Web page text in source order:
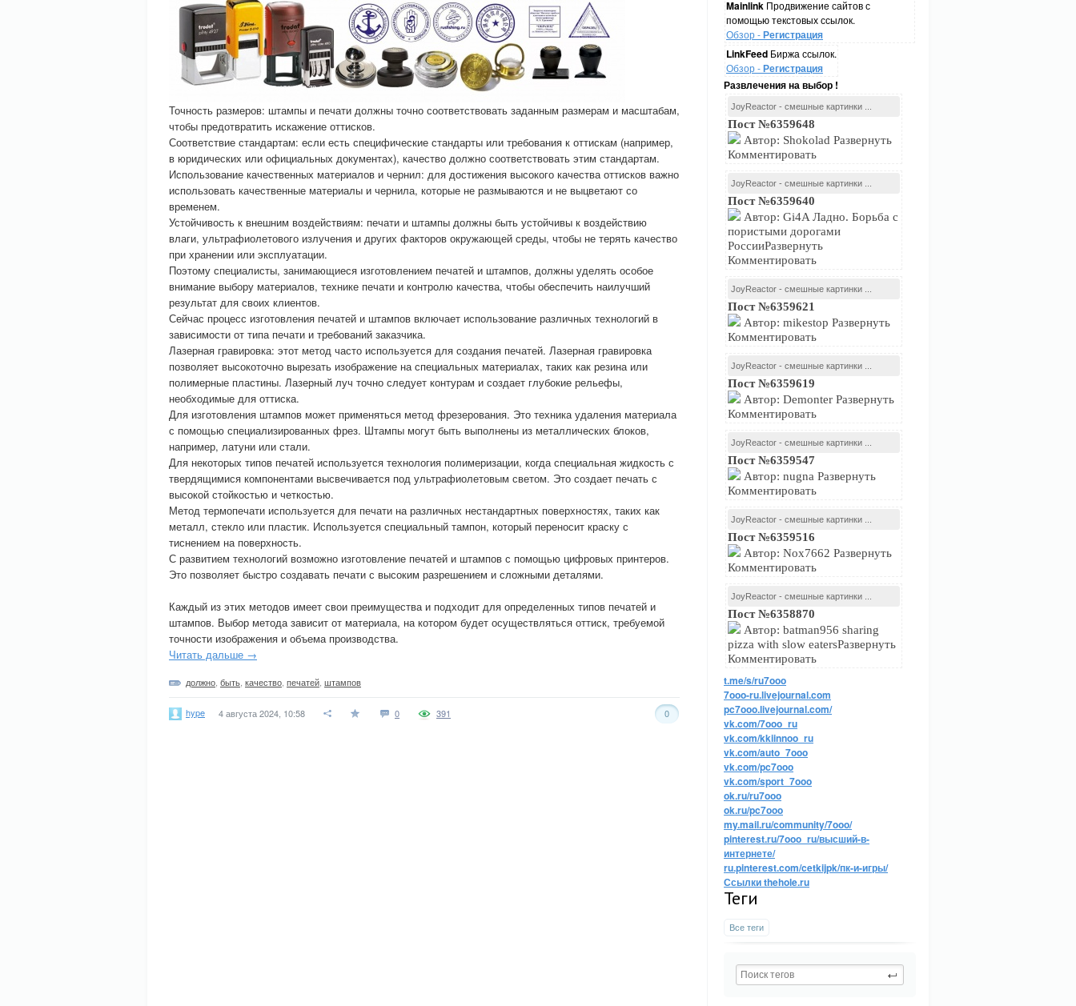
Mainlink Продвижение сайтов с
помощью текстовых ссылок.
Обзор -Регистрация
LinkFeed Биржа ссылок.
Обзор -Регистрация
Развлечения на выбор !
JoyReactor - смешные картинки ...
Пост №6359648
Автор: Shokolad Развернуть
Комментировать
JoyReactor - смешные картинки ...
Пост №6359640
Автор: Gi4A Ладно. Борьба с
пористыми дорогами
РоссииРазвернуть
Комментировать
JoyReactor - смешные картинки ...
Пост №6359621
Автор: mikestop Развернуть
Комментировать
JoyReactor - смешные картинки ...
Пост №6359619
Автор: Demonter Развернуть
Комментировать
JoyReactor - смешные картинки ...
Пост №6359547
Автор: nugna Развернуть
Комментировать
JoyReactor - смешные картинки ...
Пост №6359516
Автор: Nox7662 Развернуть
Комментировать
JoyReactor - смешные картинки ...
Пост №6358870
Автор: batman956 sharing
pizza with slow eatersРазвернуть
Комментировать
t.me/s/ru7ooo
7ooo-ru.livejournal.com
pc7ooo.livejournal.com/
vk.com/7ooo_ru
vk.com/kkiinnoo_ru
vk.com/auto_7ooo
vk.com/pc7ooo
vk.com/sport_7ooo
ok.ru/ru7ooo
ok.ru/pc7ooo
my.mail.ru/community/7ooo/
pinterest.ru/7ooo_ru/высший-в-
интернете/
ru.pinterest.com/cetkijpk/пк-и-игры/
Ссылки thehole.ru
Теги
Все теги
Точность размеров: штампы и печати должны точно соответствовать заданным размерам и масштабам,
чтобы предотвратить искажение оттисков.
Соответствие стандартам: если есть специфические стандарты или требования к оттискам (например,
в юридических или официальных документах), качество должно соответствовать этим стандартам.
Использование качественных материалов и чернил: для достижения высокого качества оттисков важно
использовать качественные материалы и чернила, которые не размываются и не выцветают со
временем.
Устойчивость к внешним воздействиям: печати и штампы должны быть устойчивы к воздействию
влаги, ультрафиолетового излучения и других факторов окружающей среды, чтобы не терять качество
при хранении или эксплуатации.
Поэтому специалисты, занимающиеся изготовлением печатей и штампов, должны уделять особое
внимание выбору материалов, технике печати и контролю качества, чтобы обеспечить наилучший
результат для своих клиентов.
Сейчас процесс изготовления печатей и штампов включает использование различных технологий в
зависимости от типа печати и требований заказчика.
Лазерная гравировка: этот метод часто используется для создания печатей. Лазерная гравировка
позволяет высокоточно вырезать изображение на специальных материалах, таких как резина или
полимерные пластины. Лазерный луч точно следует контурам и создает глубокие рельефы,
необходимые для оттиска.
Для изготовления штампов может применяться метод фрезерования. Это техника удаления материала
с помощью специализированных фрез. Штампы могут быть выполнены из металлических блоков,
например, латуни или стали.
Для некоторых типов печатей используется технология полимеризации, когда специальная жидкость с
твердящимися компонентами высвечивается под ультрафиолетовым светом. Это создает печать с
высокой стойкостью и четкостью.
Метод термопечати используется для печати на различных нестандартных поверхностях, таких как
металл, стекло или пластик. Используется специальный тампон, который переносит краску с
тиснением на поверхность.
С развитием технологий возможно изготовление печатей и штампов с помощью цифровых принтеров.
Это позволяет быстро создавать печати с высоким разрешением и сложными деталями.
Каждый из этих методов имеет свои преимущества и подходит для определенных типов печатей и
штампов. Выбор метода зависит от материала, на котором будет осуществляться оттиск, требуемой
точности изображения и объема производства.
Читать дальше →
должно быть качество печатей штампов
hype 4 августа 2024, 10:58 0 0
391